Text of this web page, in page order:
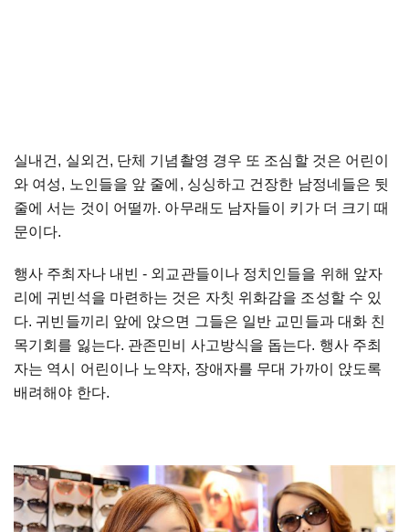
실내건, 실외건, 단체 기념촬영 경우 또 조심할 것은 어린이
와 여성, 노인들을 앞 줄에, 싱싱하고 건장한 남정네들은 뒷
줄에 서는 것이 어떨까. 아무래도 남자들이 키가 더 크기 때
문이다.
행사 주최자나 내빈 - 외교관들이나 정치인들을 위해 앞자
리에 귀빈석을 마련하는 것은 자칫 위화감을 조성할 수 있
다. 귀빈들끼리 앞에 앉으면 그들은 일반 교민들과 대화 친
목기회를 잃는다. 관존민비 사고방식을 돕는다. 행사 주최
자는 역시 어린이나 노약자, 장애자를 무대 가까이 앉도록
배려해야 한다.